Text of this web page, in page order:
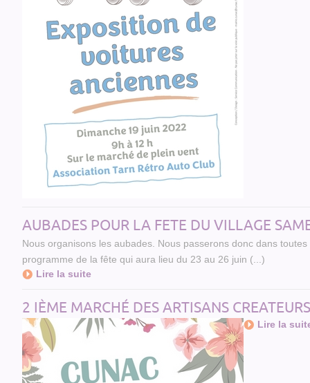
AUBADES POUR LA FETE DU VILLAGE
Nous organisons les aubades. Nous passerons donc dans
programme de la fête qui aura lieu du 23 au 26 juin (...)
Lire la suite
2 IÈME MARCHÉ DES ARTISANS
Lire la